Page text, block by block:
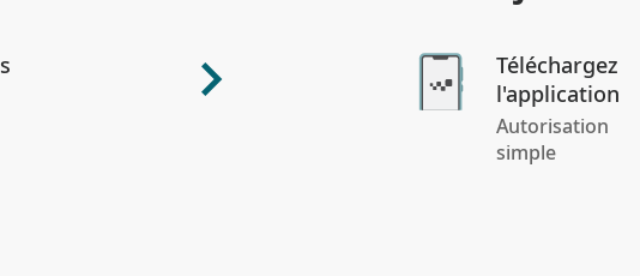
Téléchargez
l'application
Autorisation
simple